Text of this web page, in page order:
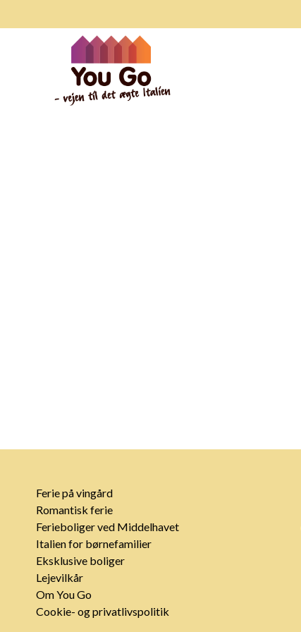
Ferie på vingård
Romantisk ferie
Ferieboliger ved Middelhavet
Italien for børnefamilier
Eksklusive boliger
Lejevilkår
Om You Go
Cookie- og privatlivspolitik